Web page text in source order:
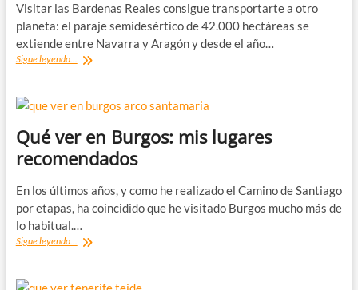
Visitar las Bardenas Reales consigue transportarte a otro
planeta: el paraje semidesértico de 42.000 hectáreas se
extiende entre Navarra y Aragón y desde el año…
Sigue leyendo... Visitar
Reales,
en
Navarra
Qué ver en Burgos: mis lugares
recomendados
En los últimos años, y como he realizado el Camino de Santiago
por etapas, ha coincidido que he visitado Burgos mucho más de
lo habitual.…
Sigue leyendo... Qué
Burgos: